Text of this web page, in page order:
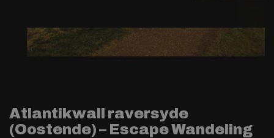
Atlantikwall raversyde
(Oostende) – Escape Wandeling